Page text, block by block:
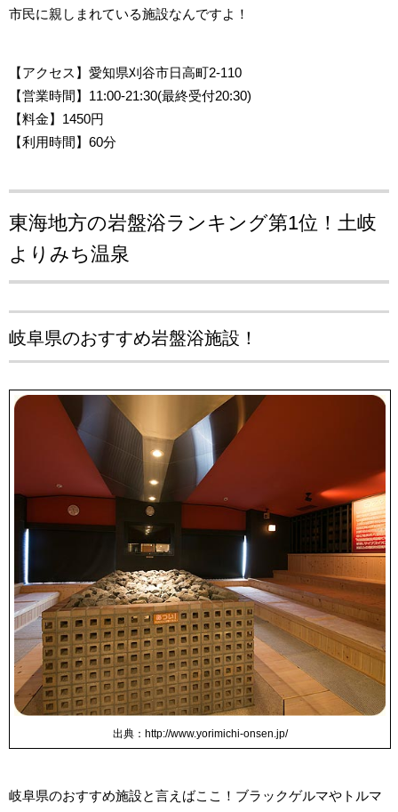
市民に親しまれている施設なんですよ！
【アクセス 】愛知県刈谷市日高町2-110
【営業時間 】11:00-21:30(最終受付20:30)
【料金】1450円
【利用時間】60分
東海地方の岩盤浴ランキング第1位！ 土岐
よりみち温泉
岐阜県のおすすめ岩盤浴施設！
出典：http://www.yorimichi-onsen.jp/
岐阜県のおすすめ施設と言えばここ！ブラックゲルマやトルマ